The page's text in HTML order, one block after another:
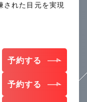
された目元を実現
予約する
予約する